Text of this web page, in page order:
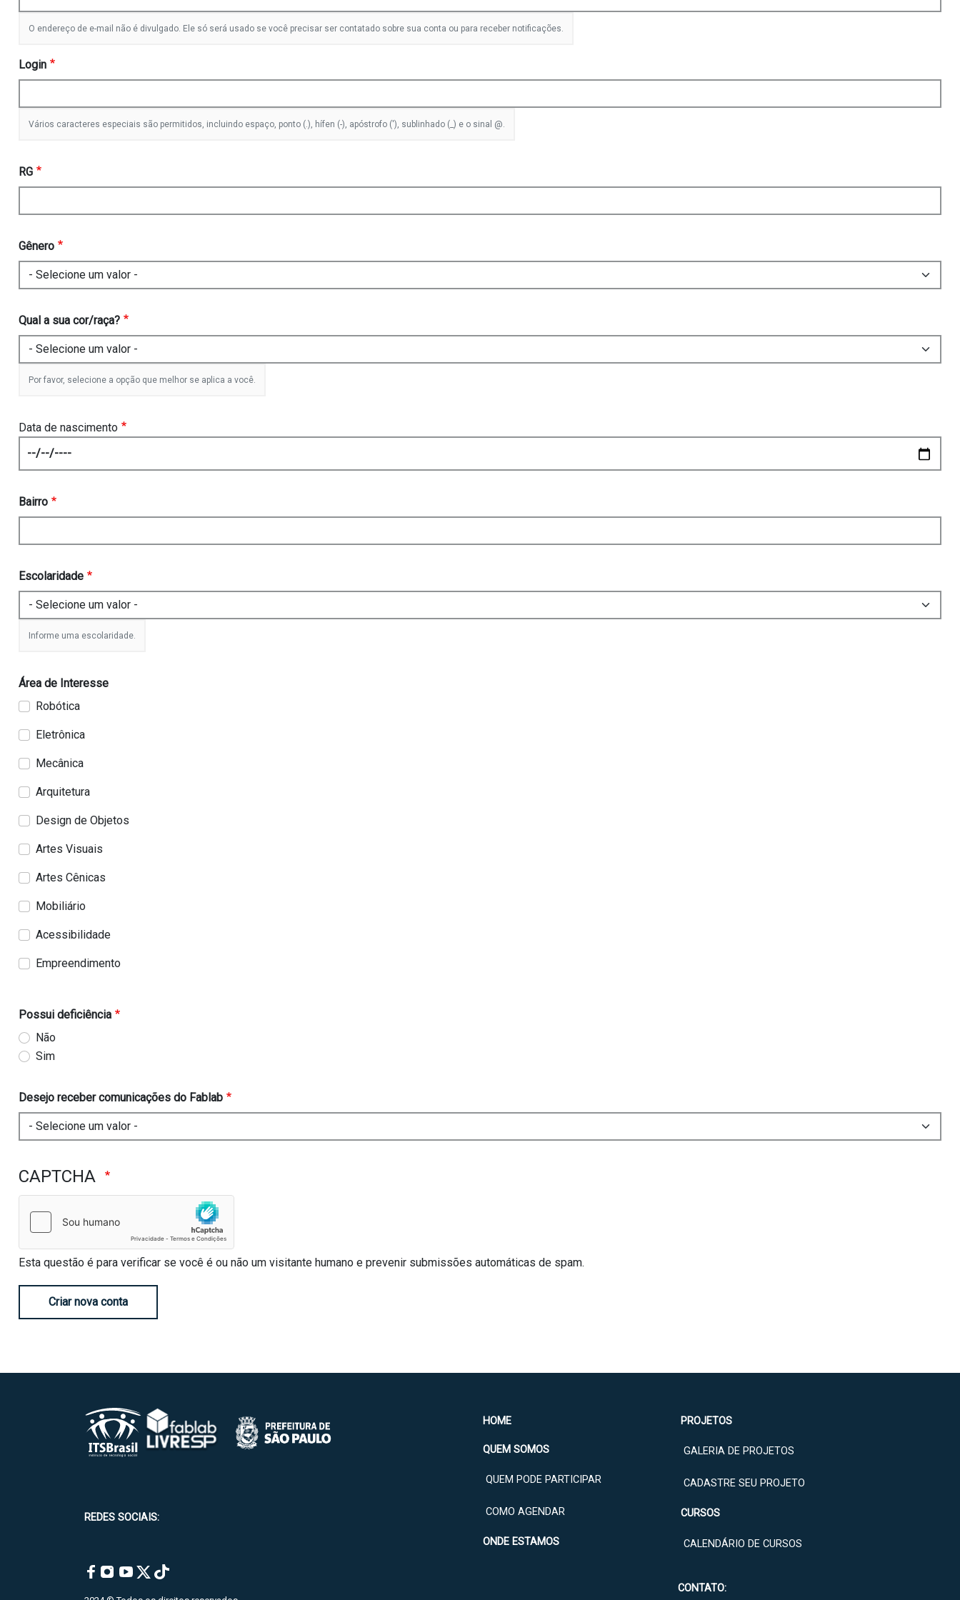
O endereço de e-mail não é divulgado. Ele só será usado se você precisar ser contatado sobre sua conta ou para receber notificações.
Login
Vários caracteres especiais são permitidos, incluindo espaço, ponto (.), hífen (-), apóstrofo ('), sublinhado (_) e o sinal @.
RG
Gênero
Qual a sua cor/raça?
Por favor, selecione a opção que melhor se aplica a você.
Data de nascimento
Bairro
Escolaridade
Informe uma escolaridade.
Área de Interesse
Robótica
Eletrônica
Mecânica
Arquitetura
Design de Objetos
Artes Visuais
Artes Cênicas
Mobiliário
Acessibilidade
Empreendimento
Possui deficiência
Não
Sim
Desejo receber comunicações do Fablab
CAPTCHA
Esta questão é para verificar se você é ou não um visitante humano e prevenir submissões automáticas de spam.
Criar nova conta
REDES SOCIAIS:
HOME
QUEM SOMOS
QUEM PODE PARTICIPAR
COMO AGENDAR
ONDE ESTAMOS
PROJETOS
GALERIA DE PROJETOS
CADASTRE SEU PROJETO
CURSOS
CALENDÁRIO DE CURSOS
CONTATO: